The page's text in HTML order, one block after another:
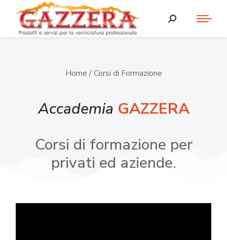
Home / Corsi di Formazione
Accademia GAZZERA
Corsi di formazione per
privati ed aziende.